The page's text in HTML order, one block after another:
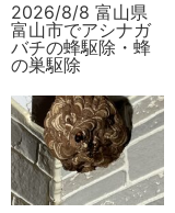
2026/8/8 富山県
富山市でアシナガ
バチの蜂駆除・蜂
の巣駆除